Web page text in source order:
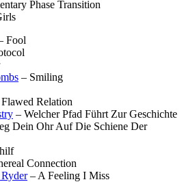
Phase Transition
Fool
– Smiling
Flawed Relation
– Welcher Pfad Führt Zur Geschichte
Dein Ohr Auf Die Schiene Der
Connection
– A Feeling I Miss